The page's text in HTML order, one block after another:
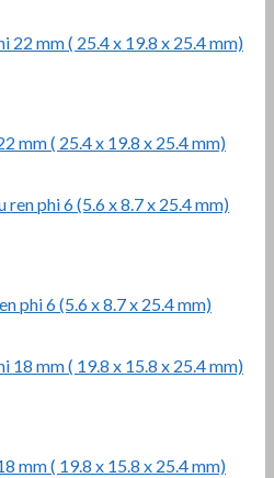
mm ( 25.4 x 19.8 x 25.4 mm)
phi 6 (5.6 x 8.7 x 25.4 mm)
mm ( 19.8 x 15.8 x 25.4 mm)